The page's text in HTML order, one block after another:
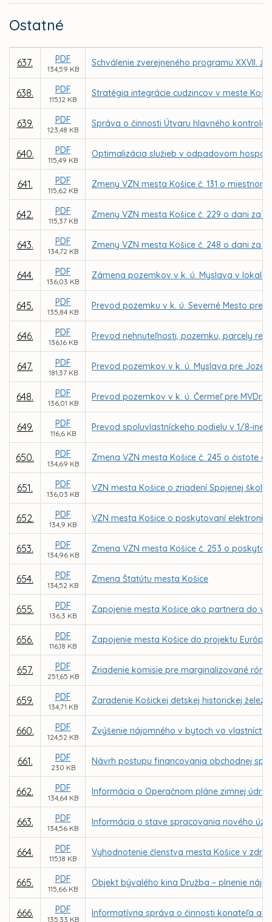
Ostatné
637. PDF
134,59 KB
Schválenie zverejneného programu XXVII.
638. PDF
115,12 KB
Stratégia integrácie cudzincov v meste
639. PDF
123,48 KB
Správa o činnosti Útvaru hlavného
640. PDF
115,49 KB
Optimalizácia služieb v odpadovom
641. PDF
115,62 KB
Zmeny VZN mesta Košice č. 131 o
642. PDF
115,37 KB
Zmeny VZN mesta Košice č. 229 o dani za
643. PDF
134,72 KB
Zmeny VZN mesta Košice č. 248 o dani za
644. PDF
136,03 KB
Zámena pozemkov v k. ú. Myslava v
645. PDF
135,84 KB
Prevod pozemku v k. ú. Severné Mesto pre
646. PDF
136,16 KB
Prevod nehnuteľnosti, pozemku, parcely
647. PDF
181,37 KB
Prevod pozemkov v k. ú. Myslava pre
648. PDF
136,01 KB
Prevod pozemkov v k. ú. Čermeľ pre
649. PDF
116,6 KB
Prevod spoluvlastníckeho podielu v 1/8-ine
650. PDF
134,69 KB
Zmena VZN mesta Košice č. 245 o čistote a
651. PDF
136,03 KB
VZN mesta Košice o zriadení Spojenej školy
652. PDF
134,9 KB
VZN mesta Košice o poskytovaní
653. PDF
134,96 KB
Zmena VZN mesta Košice č. 253 o
654. PDF
134,52 KB
Zmena Štatútu mesta Košice
655. PDF
136,3 KB
Zapojenie mesta Košice ako partnera do
656. PDF
116,18 KB
Zapojenie mesta Košice do projektu
657. PDF
251,65 KB
Zriadenie komisie pre marginalizované
659. PDF
134,71 KB
Zaradenie Košickej detskej historickej
660. PDF
124,52 KB
Zvýšenie nájomného v bytoch vo
661. PDF
230 KB
Návrh postupu financovania obchodnej
662. PDF
134,64 KB
Informácia o Operačnom pláne zimnej
663. PDF
134,56 KB
Informácia o stave spracovania nového
664. PDF
115,18 KB
Vyhodnotenie členstva mesta Košice v
665. PDF
115,66 KB
Objekt bývalého kina Družba – plnenie
666. PDF
135,33 KB
Informatívna správa o činnosti konateľa a